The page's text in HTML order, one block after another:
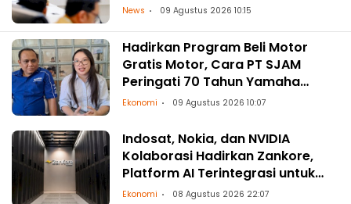
News 09 Agustus 2026 10:15
Hadirkan Program Beli Motor
Gratis Motor, Cara PT SJAM
Peringati 70 Tahun Yamaha
Indonesia dan HUT RI ke-81
Ekonomi 09 Agustus 2026 10:07
Indosat, Nokia, dan NVIDIA
Kolaborasi Hadirkan Zankore,
Platform AI Terintegrasi untuk
Asia-Pasifik
Ekonomi 08 Agustus 2026 22:07